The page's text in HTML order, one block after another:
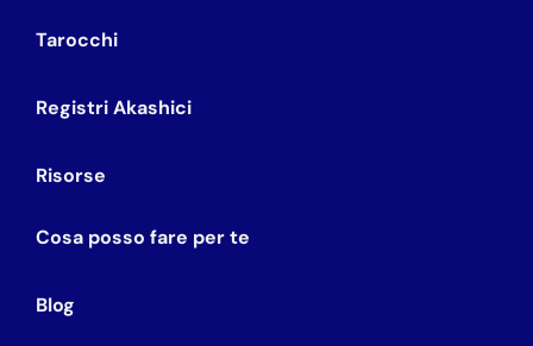
Tarocchi
Registri Akashici
Risorse
Cosa posso fare per te
Blog